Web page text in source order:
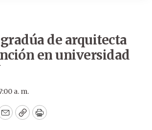
gradúa de arquitecta
en universidad
a. m.
EmailCopyPrint